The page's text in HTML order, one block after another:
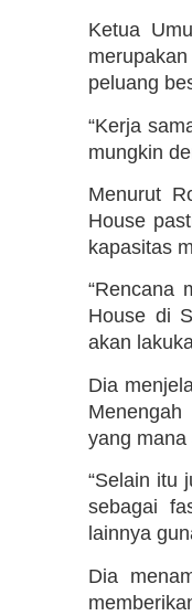
Ketua
peluang
“Kerja
mungkin
Menurut
House
kapasitas
“Rencana
House di
akan
Dia
yang mana
“Selain itu
sebagai
lainnya
Dia